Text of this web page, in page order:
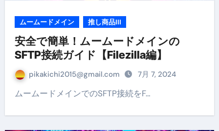
ムームードメイン 推し商品III
安全で簡単！ムームードメインの
SFTP接続ガイド【Filezilla編】
pikakichi2015@gmail.com 7月 7, 2024
ムームードメインでのSFTP接続をF…